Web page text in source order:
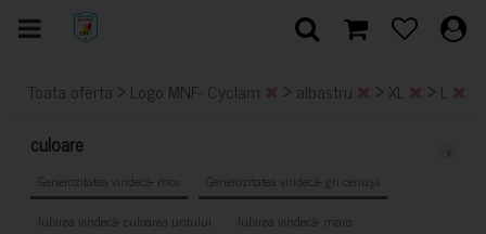
Toata oferta > Logo MNF- Cyclam > albastru > XL > L
culoare
Generozitatea vindecă- mov
Generozitatea vindecă- gri cenușă
Iubirea vindecă- culoarea untului
Iubirea vindecă- maro